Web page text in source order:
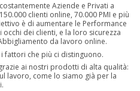
Aziende e Privati a
clienti online, 70.000 PMI e più
è di aumentare le Performance
dei clienti, e la loro sicurezza
da lavoro online.
fattori che più ci distinguono.
ai nostri prodotti di alta qualità:
lavoro, come lo siamo già per la